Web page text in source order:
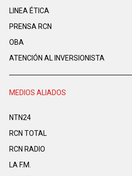
LINEA ÉTICA
PRENSA RCN
OBA
ATENCIÓN AL INVERSIONISTA
MEDIOS ALIADOS
NTN24
RCN TOTAL
RCN RADIO
LA F.M.